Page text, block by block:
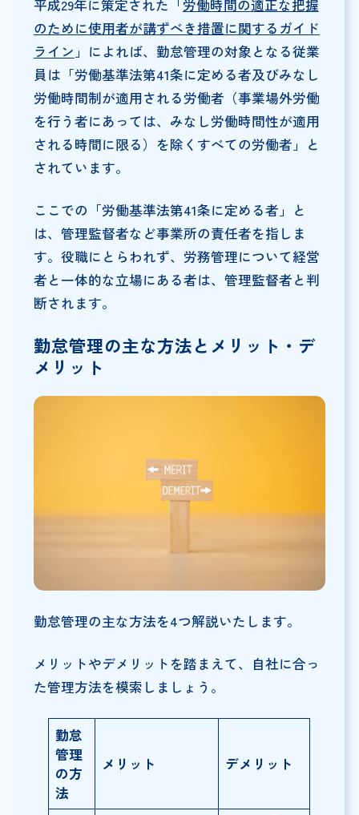
平成29年に策定された「 労働時間の適正な把握
のために使用者が講ずべき措置に関するガイド
ライン 」によれば、勤怠管理の対象となる従業
員は「労働基準法第41条に定める者及びみなし
労働時間制が適用される労働者（事業場外労働
を行う者にあっては、みなし労働時間性が適用
される時間に限る）を除くすべての労働者」と
されています。
ここでの「労働基準法第41条に定める者」と
は、管理監督者など事業所の責任者を指しま
す。役職にとらわれず、労務管理について経営
者と一体的な立場にある者は、管理監督者と判
断されます。
勤怠管理の主な方法とメリット・デ
メリット
勤怠管理の主な方法を4つ解説いたします。
メリットやデメリットを踏まえて、自社に合っ
た管理方法を模索しましょう。
勤怠
管理
の方
法
メリット デメリット